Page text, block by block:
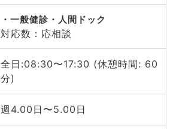
一般健診・人間ドック
対応数：応相談
全日:08:30〜17:30 (休憩時間: 60
分)
週4.00日〜5.00日